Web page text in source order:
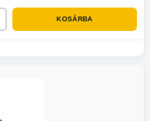
KOSÁRBA